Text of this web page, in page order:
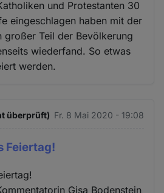
und Protestanten 30
eingeschlagen haben mit der
großer Teil der Bevölkerung
wiederfand. So etwas
werden.
überprüft) Fr. 8 Mai 2020 - 19:08
Feiertag!
Gisa Bodenstein